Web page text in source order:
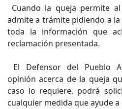
Cuando la queja permite
admite a trámite pidiendo a
toda la información que
reclamación presentada.
El Defensor del Pueblo
opinión acerca de la queja
caso lo requiere, podrá
cualquier medida que ayude